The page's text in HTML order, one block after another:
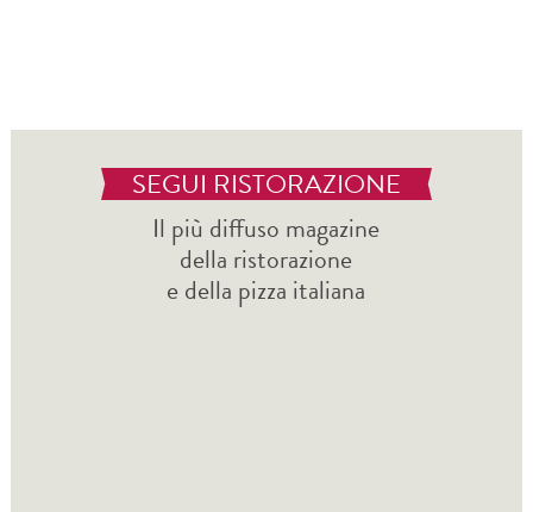
SEGUI RISTORAZIONE
Il più diffuso magazine
della ristorazione
e della pizza italiana